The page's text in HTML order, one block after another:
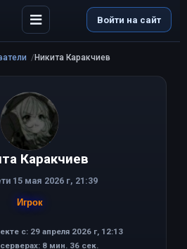
Войти на сайт
Никита Каракчиев
Каракчиев
15 мая 2026 г, 21:39
Игрок
с: 29 апреля 2026 г, 12:13
8 мин. 36 сек.